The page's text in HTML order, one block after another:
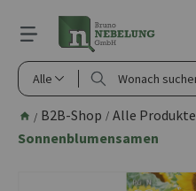
springen
Alle
/ B2B-Shop / Alle Produkte
Sonnenblumensamen